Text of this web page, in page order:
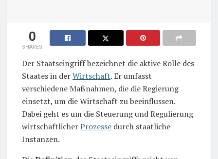
0
SHARES
Der Staatseingriff bezeichnet die aktive Rolle des
Staates in derWirtschaft. Er umfasst
verschiedene Maßnahmen, die die Regierung
einsetzt, um die Wirtschaft zu beeinflussen.
Dabei geht es um die Steuerung und Regulierung
wirtschaftlicherProzesse durch staatliche
Instanzen.